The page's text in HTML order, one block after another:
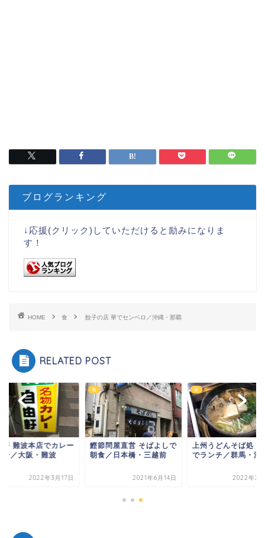
ブログランキング
↓応援(クリック)していただけると励みになりま
す！
HOME 食 餃子の店 華でセンベロ／沖縄・那覇
RELATED POST
軒 難波本店でカレー
チ／大阪・難波
2022年3月17日
食
鰹節問屋直営 そばよしで
朝食／日本橋・三越前
2021年6月14日
食
上州うどんそば処 鶴
でランチ／群馬・渋
2022年2